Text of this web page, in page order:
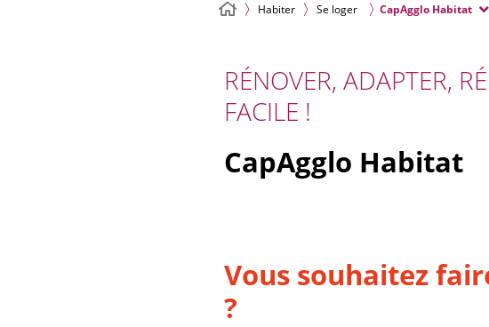
Habiter Se loger CapAgglo Habitat
RÉNOVER, ADAPTER,
FACILE !
CapAgglo Habitat
Vous souhaitez
?